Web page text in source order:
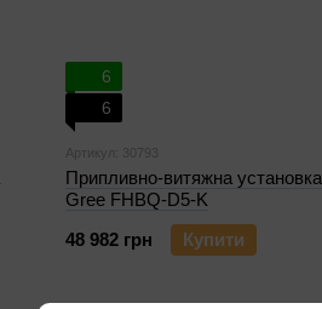
6
6
Артикул: 30793
Припливно-витяжна установка
Gree FHBQ-D5-K
48 982 грн
Купити